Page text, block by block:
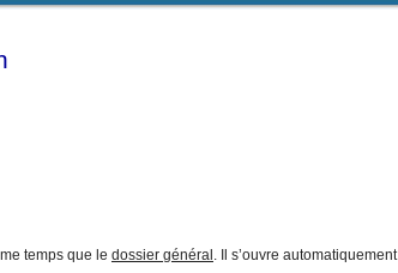
temps que le dossier général . Il s’ouvre automatiquement